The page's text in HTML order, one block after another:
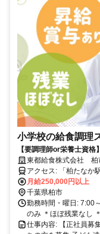
小学校の給食調理
【要調理師or栄養士資
なしで家事・子育てと両
東都給食株式会社 柏
アクセス: 「柏たなか駅」～バス6分、 「花野井木戸」バス停～徒歩8
分
月給250,000円以上
千葉県柏市
勤務時間・曜日: 7:00
のみ ＊ほぼ残業なし
仕事内容: 【正社員募